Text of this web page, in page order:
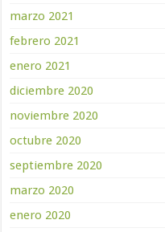
marzo 2021
febrero 2021
enero 2021
diciembre 2020
noviembre 2020
octubre 2020
septiembre 2020
marzo 2020
enero 2020